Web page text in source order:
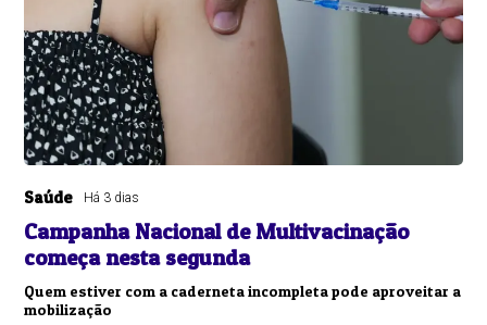
Saúde Há 3 dias
Campanha Nacional de Multivacinação
começa nesta segunda
Quem estiver com a caderneta incompleta pode aproveitar a
mobilização